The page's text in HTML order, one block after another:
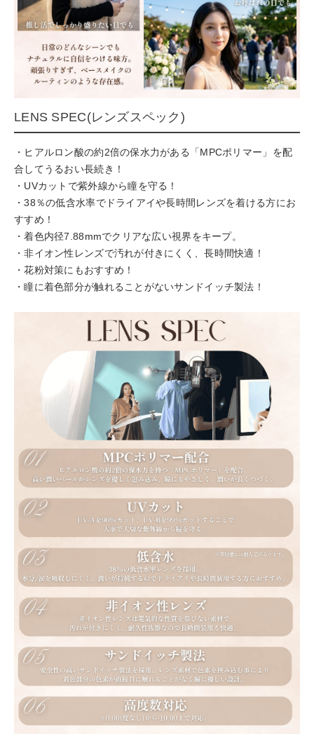
LENS SPEC(レンズスペック)
・ヒアルロン酸の約2倍の保水力がある「MPCポリマー」を配
合してうるおい長続き！
・UVカットで紫外線から瞳を守る！
・38％の低含水率でドライアイや長時間レンズを着ける方にお
すすめ！
・着色内径7.88mmでクリアな広い視界をキープ。
・非イオン性レンズで汚れが付きにくく、長時間快適！
・花粉対策にもおすすめ！
・瞳に着色部分が触れることがないサンドイッチ製法！